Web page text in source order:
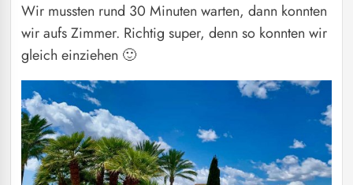
Wir mussten rund 30 Minuten warten, dann konnten
wir aufs Zimmer. Richtig super, denn so konnten wir
gleich einziehen 🙂